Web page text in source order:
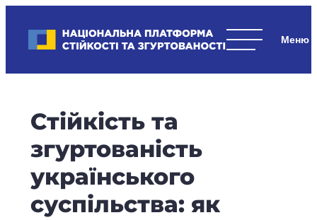
content
Національна платформа стійкості та згуртованості
стратегічні
стійкість
держави
та
суспільства,
згуртованість
та
Стійкість та
згуртованість
українського
суспільства: як